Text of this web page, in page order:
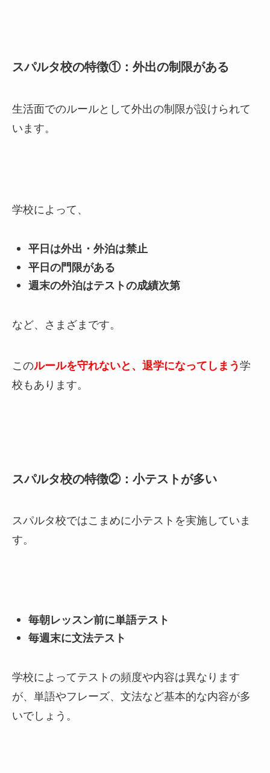
スパルタ校の特徴①：外出の制限がある
生活面でのルールとして外出の制限が設けられて
います。
学校によって、
平日は外出・外泊は禁止
平日の門限がある
週末の外泊はテストの成績次第
など、さまざまです。
このルールを守れないと、退学になってしまう学
校もあります。
スパルタ校の特徴②：小テストが多い
スパルタ校ではこまめに小テストを実施していま
す。
毎朝レッスン前に単語テスト
毎週末に文法テスト
学校によってテストの頻度や内容は異なります
が、単語やフレーズ、文法など基本的な内容が多
いでしょう。